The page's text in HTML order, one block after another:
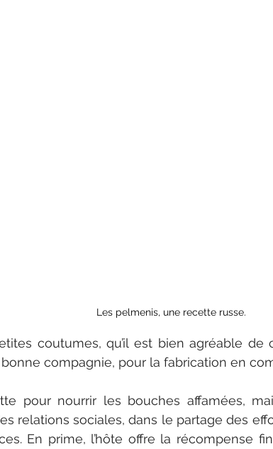
Les pelmenis, une recette russe.
coutumes, qu’il est bien agréable de
compagnie, pour la fabrication en
pour nourrir les bouches affamées,
relations sociales, dans le partage des
En prime, l’hôte offre la récompense